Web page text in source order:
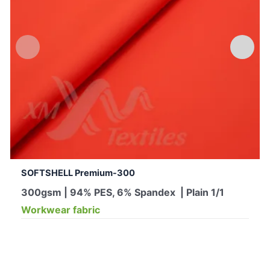
SOFTSHELL Premium-300
300gsm | 94% PES, 6% Spandex | Plain 1/1
Workwear fabric